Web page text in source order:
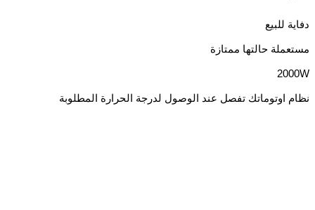
دفاية للبيع
مستعملة حالتها ممتازة
2000W
نظام اوتوماتك تفصل عند الوصول لدرجة الحرارة المطلوبة